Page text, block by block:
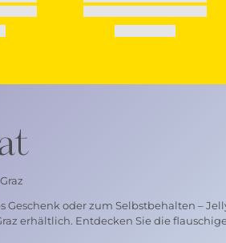
Geschenk oder zum Selbstbehalten –
erhältlich. Entdecken Sie die